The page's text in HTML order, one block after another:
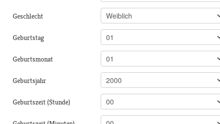
Geschlecht
Geburtstag
Geburtsmonat
Geburtsjahr
Geburtszeit (Stunde)